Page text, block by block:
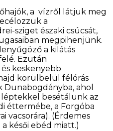
a vízről látjuk meg
a
sziget északi csúcsát,
megpihenjünk.
a kilátás
Ezután
keskenyebb
körülbelül félórás
ahol
besétálunk az
éttermébe, a Forgóba
vacsorára). (Érdemes
késői ebéd miatt.)